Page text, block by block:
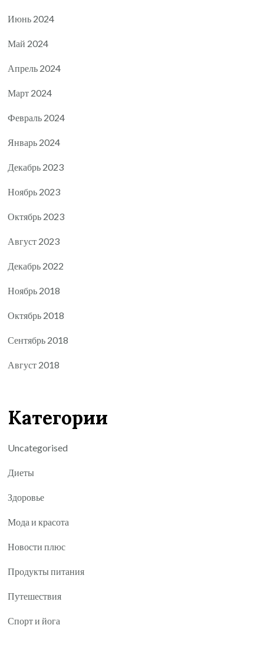
Июнь 2024
Май 2024
Апрель 2024
Март 2024
Февраль 2024
Январь 2024
Декабрь 2023
Ноябрь 2023
Октябрь 2023
Август 2023
Декабрь 2022
Ноябрь 2018
Октябрь 2018
Сентябрь 2018
Август 2018
Категории
Uncategorised
Диеты
Здоровье
Мода и красота
Новости плюс
Продукты питания
Путешествия
Спорт и йога